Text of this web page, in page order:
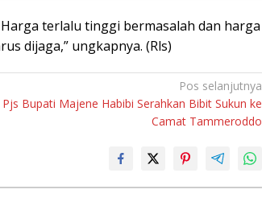
terlalu tinggi bermasalah dan harga
dijaga,” ungkapnya. (Rls)
Pos selanjutnya
Pjs Bupati Majene Habibi Serahkan Bibit Sukun ke
Camat Tammeroddo